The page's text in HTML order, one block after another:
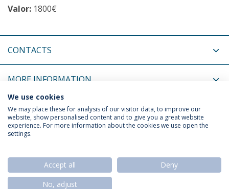
Valor: 1800€
CONTACTS
MORE INFORMATION
COORDINATORS
Privacy Policy
We use cookies
We may place these for analysis of our visitor data, to improve our
website, show personalised content and to give you a great website
experience. For more information about the cookies we use open the
settings.
Accept all
Deny
No, adjust